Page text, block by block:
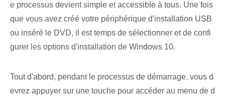
e processus devient simple et accessible à tous. ‌Une fois
que vous avez créé votre périphérique d'installation USB
ou‌ inséré le DVD, il est temps de sélectionner et de confi
gurer les options d'installation de ⁢Windows 10.
Tout d'abord, pendant le processus de démarrage, vous d
evrez appuyer sur une touche pour accéder au menu de d